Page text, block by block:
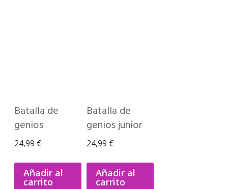
Batalla de
genios
24,99 €
Añadir al
carrito
Batalla de
genios junior
24,99 €
Añadir al
carrito